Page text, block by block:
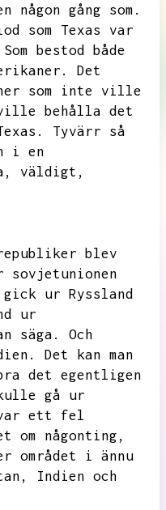
gång som.
som Texas var
Som bestod både
Det
som inte ville
behålla det
Tyvärr så
i en
väldigt,
blev
sovjetunionen
ur Ryssland
ur
säga.
Och
Det kan man
det egentligen
gå ur
var ett fel
om någonting,
området i ännu
Indien och